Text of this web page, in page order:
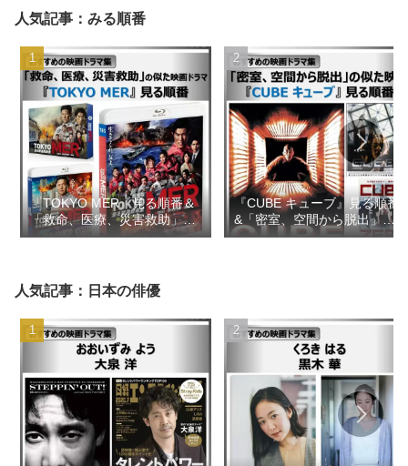
人気記事：みる順番
『TOKYO MER』見る順番＆
「救命、医療、災害救助」の
似た映画ドラマ【おすすめの
『CUBE キューブ』見る順番
&「密室、空間から脱出」の
似た映画【おすすめの映画ド
人気記事：日本の俳優